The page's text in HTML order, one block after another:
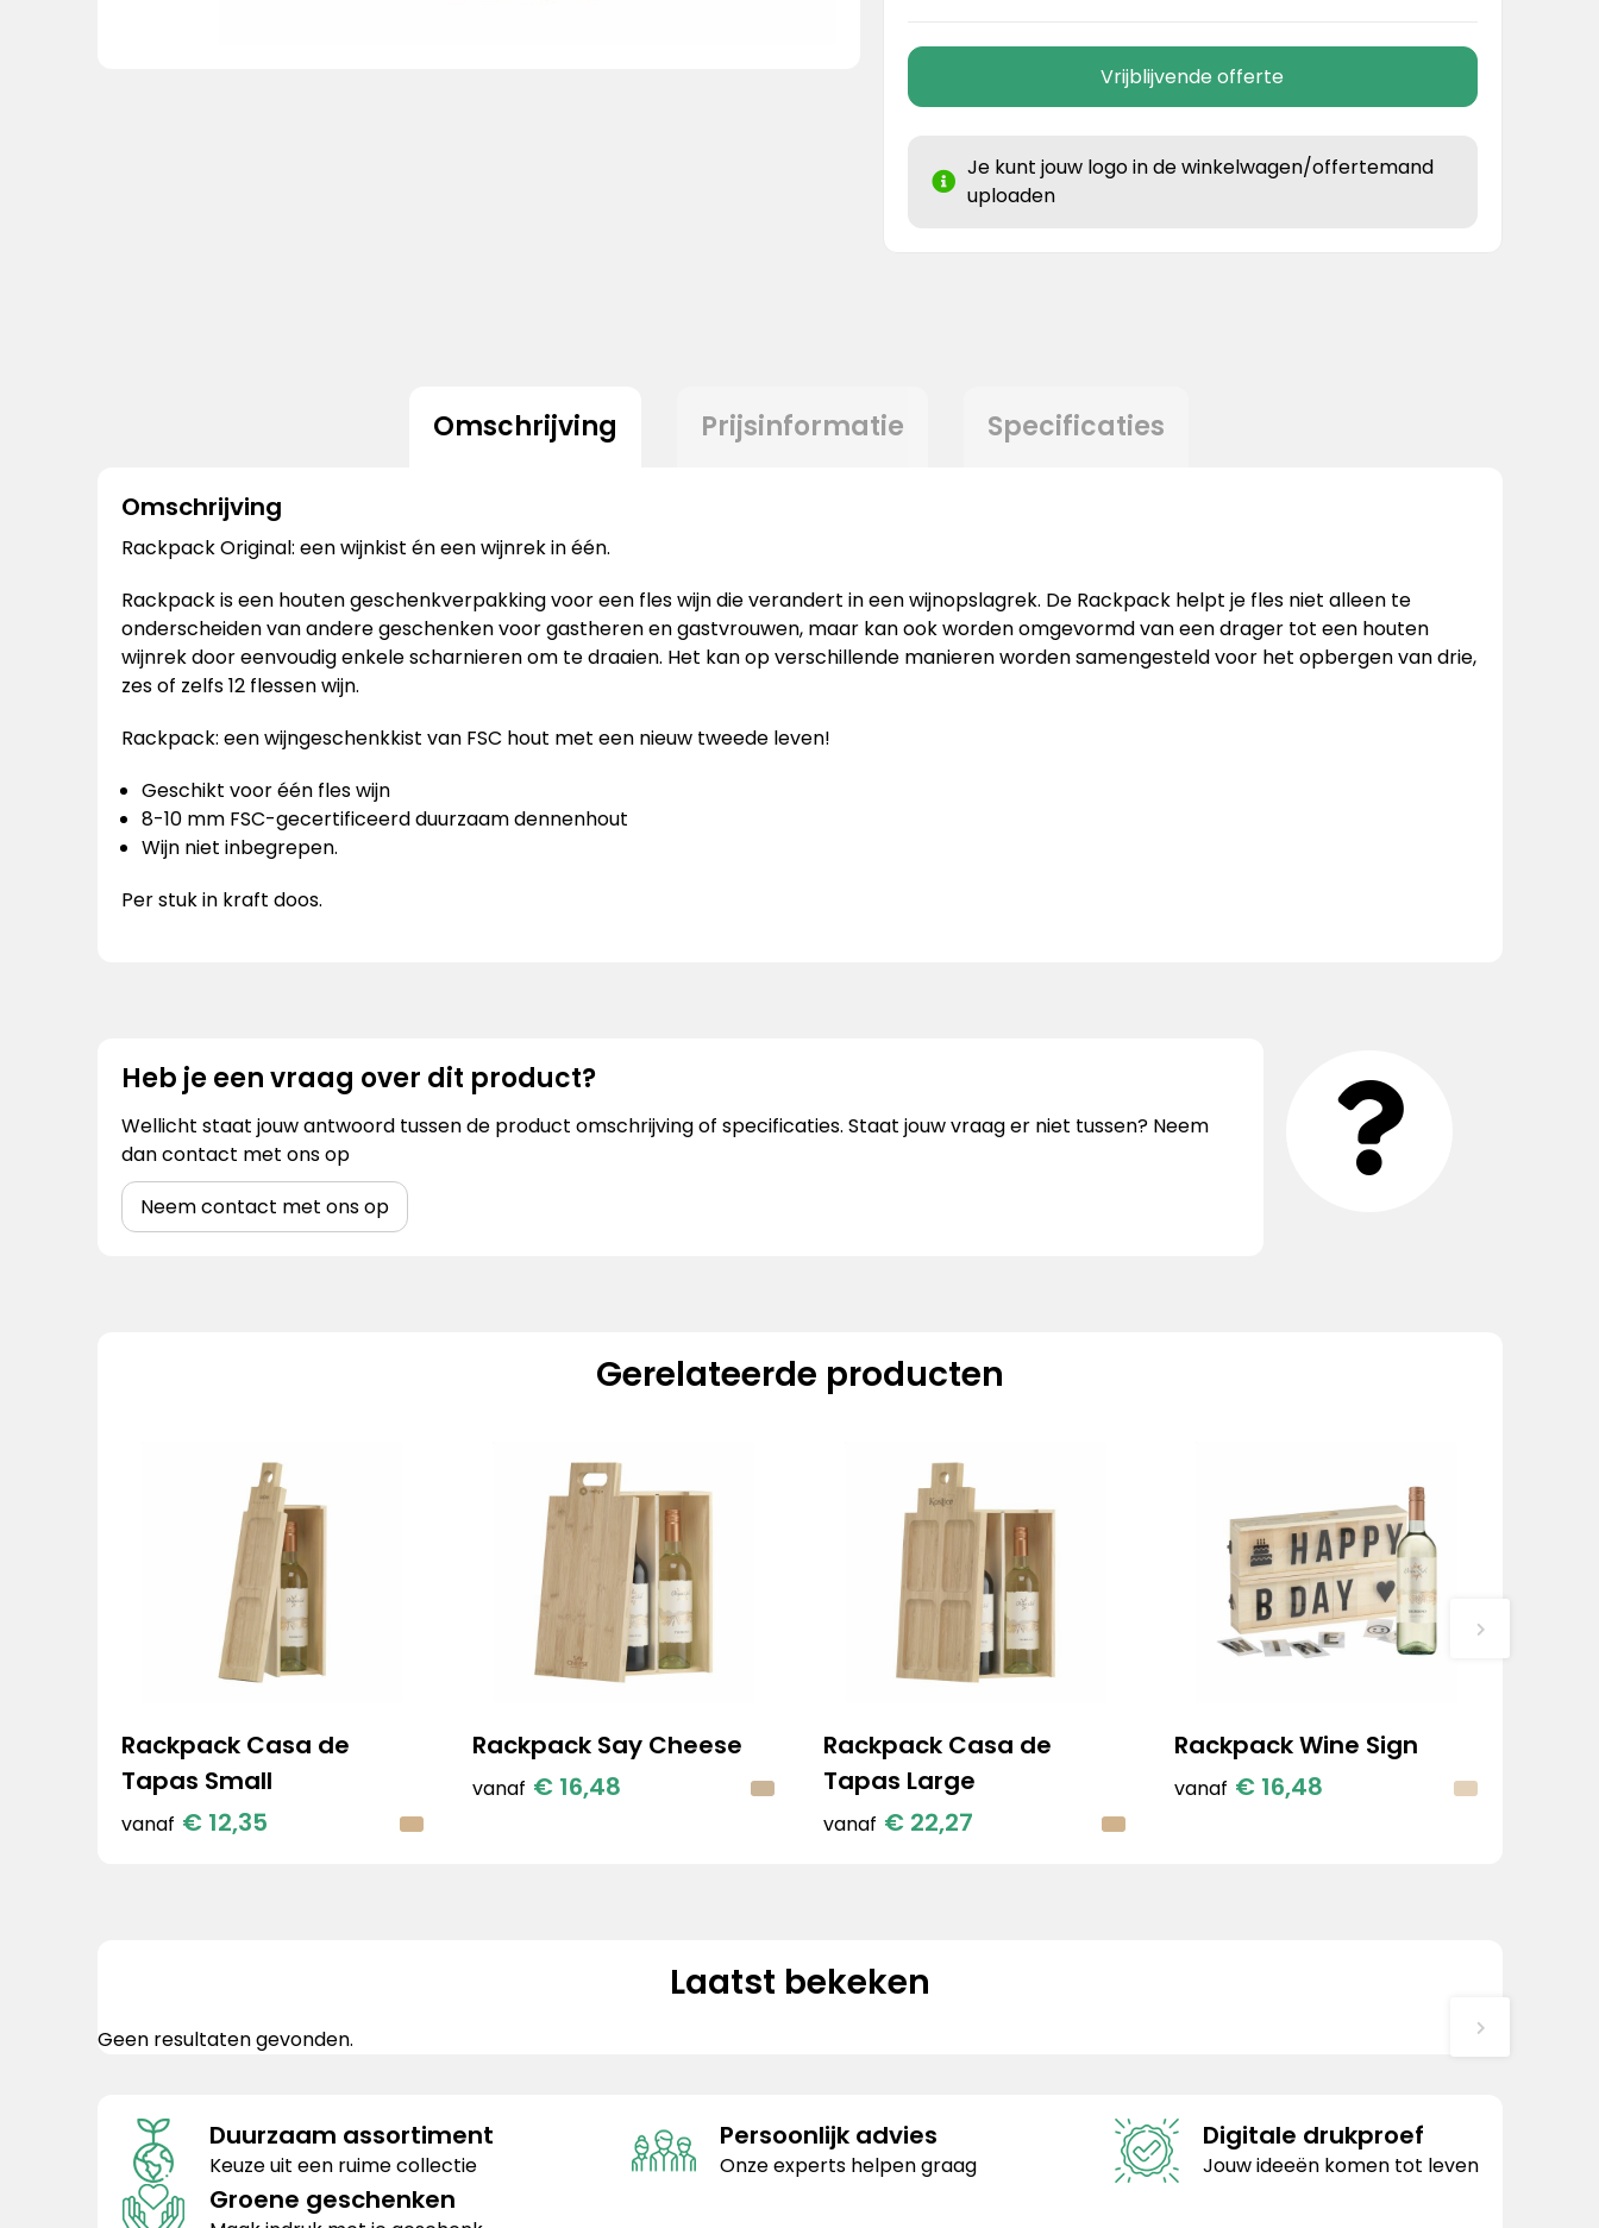
Vrijblijvende offerte
Je kunt jouw logo in de winkelwagen/offertemand
uploaden
Omschrijving Prijsinformatie Specificaties
Omschrijving
Rackpack Original: een wijnkist én een wijnrek in één.
Rackpack is een houten geschenkverpakking voor een fles wijn die verandert in een wijnopslagrek. De Rackpack helpt je fles niet alleen te
onderscheiden van andere geschenken voor gastheren en gastvrouwen, maar kan ook worden omgevormd van een drager tot een houten
wijnrek door eenvoudig enkele scharnieren om te draaien. Het kan op verschillende manieren worden samengesteld voor het opbergen van drie,
zes of zelfs 12 flessen wijn.
Rackpack: een wijngeschenkkist van FSC hout met een nieuw tweede leven!
Geschikt voor één fles wijn
8-10 mm FSC-gecertificeerd duurzaam dennenhout
Wijn niet inbegrepen.
Per stuk in kraft doos.
Heb je een vraag over dit product?
Wellicht staat jouw antwoord tussen de product omschrijving of specificaties. Staat jouw vraag er niet tussen? Neem
dan contact met ons op
Neem contact met ons op
Gerelateerde producten
Rackpack Casa de
Tapas Small
vanaf € 12,35
Rackpack Say Cheese
vanaf € 16,48
Rackpack Casa de
Tapas Large
vanaf € 22,27
Rackpack Wine Sign
vanaf € 16,48
Laatst bekeken
Geen resultaten gevonden.
Duurzaam assortiment
Keuze uit een ruime collectie
Persoonlijk advies
Onze experts helpen graag
Digitale drukproef
Jouw ideeën komen tot leven
Groene geschenken